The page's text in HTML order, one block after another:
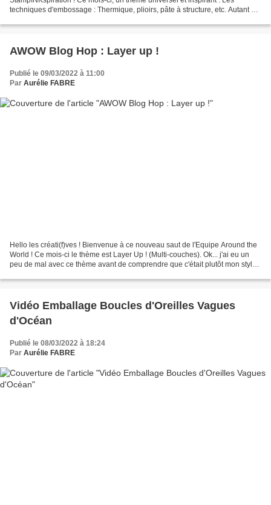
techniques d'embossage : Thermique, plioirs, pâte à structure, etc. Autant de
AWOW Blog Hop : Layer up !
Publié le 09/03/2022 à 11:00
Par Aurélie FABRE
Hello les créati(f)ves ! Bienvenue à ce nouveau saut de l'Equipe Around the
World ! Ce mois-ci le thème est Layer Up ! (Multi-couches). Ok... j'ai eu un
peu de mal avec ce thème avant de comprendre que c'était plutôt mon style
Vidéo Emballage Boucles d'Oreilles Vagues
d'Océan
Publié le 08/03/2022 à 18:24
Par Aurélie FABRE